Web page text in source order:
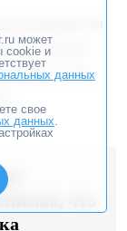
или
«Нечего
в руки», «Не
что
может
cookie и
данных
свое
данных.